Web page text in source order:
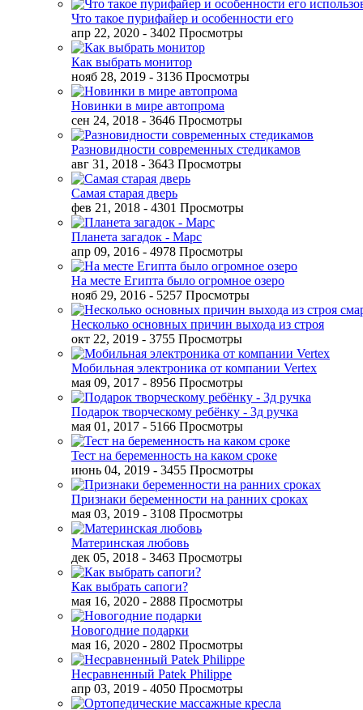
Что такое пурифайер и особенности его
апр 22, 2020 - 3402 Просмотры
Как выбрать монитор
нояб 28, 2019 - 3136 Просмотры
Новинки в мире автопрома
сен 24, 2018 - 3646 Просмотры
Разновидности современных стедикамов
авг 31, 2018 - 3643 Просмотры
Самая старая дверь
фев 21, 2018 - 4301 Просмотры
Планета загадок - Марс
апр 09, 2016 - 4978 Просмотры
На месте Египта было огромное озеро
нояб 29, 2016 - 5257 Просмотры
Несколько основных причин выхода из строя
окт 22, 2019 - 3755 Просмотры
Мобильная электроника от компании Vertex
мая 09, 2017 - 8956 Просмотры
Подарок творческому ребёнку - 3д ручка
мая 01, 2017 - 5166 Просмотры
Тест на беременность на каком сроке
июнь 04, 2019 - 3455 Просмотры
Признаки беременности на ранних сроках
мая 03, 2019 - 3108 Просмотры
Материнская любовь
дек 05, 2018 - 3463 Просмотры
Как выбрать сапоги?
мая 16, 2020 - 2888 Просмотры
Новогодние подарки
мая 16, 2020 - 2802 Просмотры
Несравненный Patek Philippe
апр 03, 2019 - 4050 Просмотры